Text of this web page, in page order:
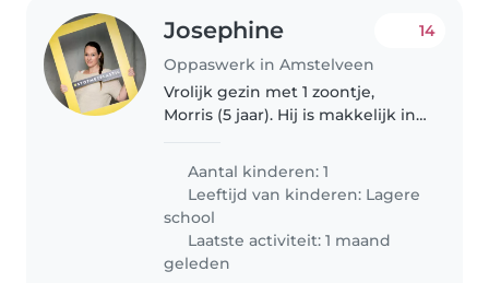
Josephine
Oppaswerk in Amstelveen
14
Vrolijk gezin met 1 zoontje,
Morris (5 jaar). Hij is makkelijk in
echt bij. Hij kletst ook de oren
van je hoofd, heel gezellig...
Aantal kinderen: 1
Leeftijd van kinderen: Lagere
school
Laatste activiteit: 1 maand
geleden